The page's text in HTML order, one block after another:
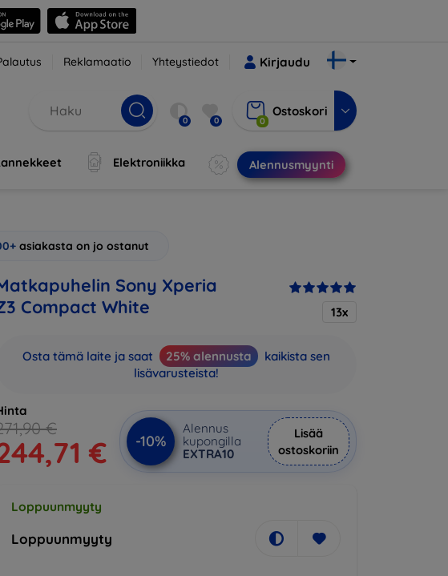
Reklamaatio Yhteystiedot Kirjaudu
0 0 0
Ostoskori
Elektroniikka Alennusmyynti
asiakasta on jo ostanut
Sony Xperia
Compact White
13x
Osta tämä laite ja saat 25% alennusta
kaikista sen
lisävarusteista!
€
€ -10%
Alennus
kupongilla
EXTRA10
Lisää
ostoskoriin
Loppuunmyyty
Loppuunmyyty